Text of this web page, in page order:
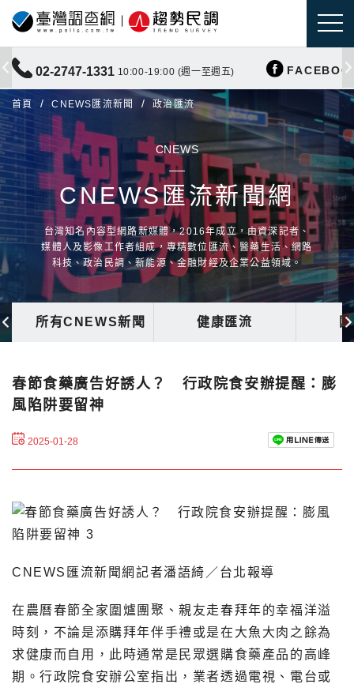
02-2747-1331 10:00-19:00 (週一至週五)
首頁 CNEWS匯流新聞 政治匯流
CNEWS
CNEWS匯流新聞網
台灣知名內容型網路新媒體，2016年成立，由資深記者、
媒體人及影像工作者組成，專精數位匯流、醫藥生活、網路
科技、政治民調、新能源、金融財經及企業公益領域。
所有CNEWS新聞 健康匯流
春節食藥廣告好誘人？ 行政院食安辦提醒：膨
風陷阱要留神
2025-01-28
CNEWS匯流新聞網記者潘語綺／台北報導
在農曆春節全家圍爐團聚、親友走春拜年的幸福洋溢
時刻，不論是添購拜年伴手禮或是在大魚大肉之餘為
求健康而自用，此時通常是民眾選購食藥產品的高峰
期。行政院食安辦公室指出，業者透過電視、電台或